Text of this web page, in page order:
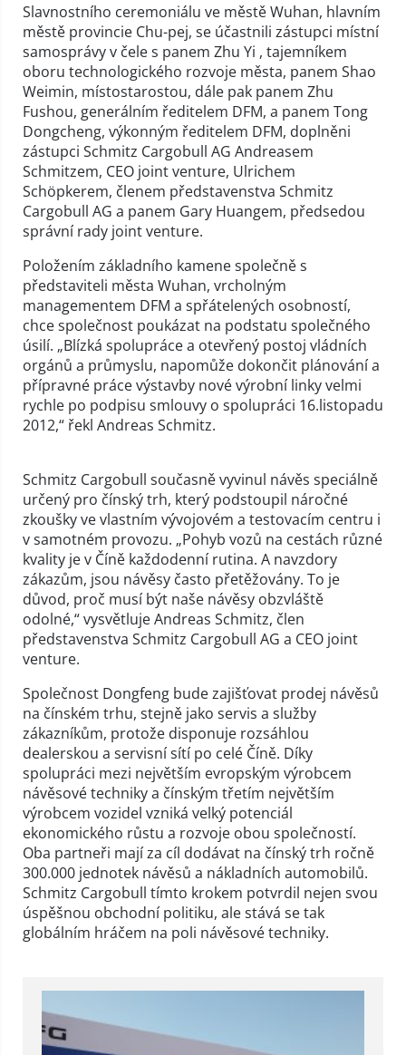
Slavnostního ceremoniálu ve městě Wuhan, hlavním
městě provincie Chu-pej, se účastnili zástupci místní
samosprávy v čele s panem Zhu Yi , tajemníkem
oboru technologického rozvoje města, panem Shao
Weimin, místostarostou, dále pak panem Zhu
Fushou, generálním ředitelem DFM, a panem Tong
Dongcheng, výkonným ředitelem DFM, doplněni
zástupci Schmitz Cargobull AG Andreasem
Schmitzem, CEO joint venture, Ulrichem
Schöpkerem, členem představenstva Schmitz
Cargobull AG a panem Gary Huangem, předsedou
správní rady joint venture.
Položením základního kamene společně s
představiteli města Wuhan, vrcholným
managementem DFM a spřátelených osobností,
chce společnost poukázat na podstatu společného
úsilí. „Blízká spolupráce a otevřený postoj vládních
orgánů a průmyslu, napomůže dokončit plánování a
přípravné práce výstavby nové výrobní linky velmi
rychle po podpisu smlouvy o spolupráci 16.listopadu
2012,“ řekl Andreas Schmitz.
Schmitz Cargobull současně vyvinul návěs speciálně
určený pro čínský trh, který podstoupil náročné
zkoušky ve vlastním vývojovém a testovacím centru i
v samotném provozu. „Pohyb vozů na cestách různé
kvality je v Číně každodenní rutina. A navzdory
zákazům, jsou návěsy často přetěžovány. To je
důvod, proč musí být naše návěsy obzvláště
odolné,“ vysvětluje Andreas Schmitz, člen
představenstva Schmitz Cargobull AG a CEO joint
venture.
Společnost Dongfeng bude zajišťovat prodej návěsů
na čínském trhu, stejně jako servis a služby
zákazníkům, protože disponuje rozsáhlou
dealerskou a servisní sítí po celé Číně. Díky
spolupráci mezi největším evropským výrobcem
návěsové techniky a čínským třetím největším
výrobcem vozidel vzniká velký potenciál
ekonomického růstu a rozvoje obou společností.
Oba partneři mají za cíl dodávat na čínský trh ročně
300.000 jednotek návěsů a nákladních automobilů.
Schmitz Cargobull tímto krokem potvrdil nejen svou
úspěšnou obchodní politiku, ale stává se tak
globálním hráčem na poli návěsové techniky.